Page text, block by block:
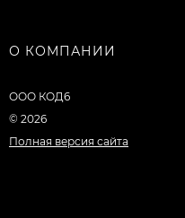
О КОМПАНИИ
ООО КОД6
© 2026
Полная версия сайта